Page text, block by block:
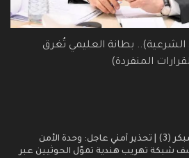
الشرعية).. بطانة العليمي تُغرق
المنفردة)
اسرار | انذار مبكر (3) | تحذير أمني عاجل: وحدة الأمن
شبكة تهريب هندية تموّل الحوثيين عبر